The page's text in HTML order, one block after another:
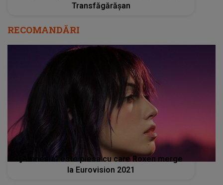
Transfăgărășan
RECOMANDĂRI
„Amnesia” este piesa cu care Roxen merge
la Eurovision 2021